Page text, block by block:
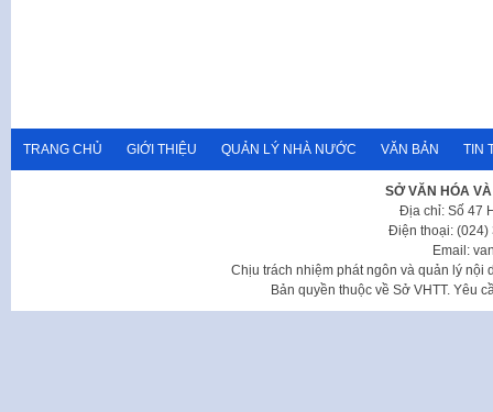
TRANG CHỦ GIỚI THIỆU QUẢN LÝ NHÀ NƯỚC VĂN BẢN TIN
SỞ VĂN HÓA
Địa chỉ: Số 47
Điện thoại: (024)
Email:
Chịu trách nhiệm phát ngôn và quản lý nội
Bản quyền thuộc về Sở VHTT. Yêu